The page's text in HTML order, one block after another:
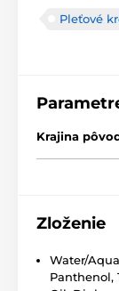
Pleťové
Krajina
Zloženie
Water/
Panthenol,